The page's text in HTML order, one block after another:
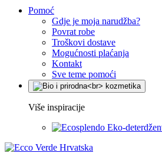
Pomoć
Gdje je moja narudžba?
Povrat robe
Troškovi dostave
Mogućnosti plaćanja
Kontakt
Sve teme pomoći
Više inspiracije
Eko-